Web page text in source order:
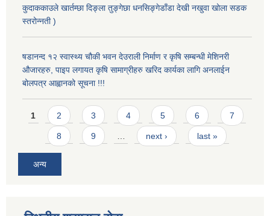
कुदाककाउले खार्तम्छा दिङ्ला तुङ्गेछा धनसिङ्गेडाँडा देखी नखुवा खोला सडक
स्तरोन्नती )
षडानन्द १२ स्वास्थ्य चौकी भवन देउराली निर्माण र कृषि सम्बन्धी मेशिनरी
औजारहरु, पाइप लगायत कृषि सामाग्रीहरु खरिद कार्यका लागि अनलाईन
बोलपत्र आह्वानको सूचना !!!
Pages
1 2 3 4 5 6 7
8 9 … next › last »
अन्य